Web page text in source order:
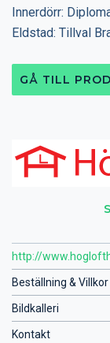
http://
Beställning & Villkor
Bildkalleri
Kontakt
Innerdörr:
Eldstad: Tillval
GÅ TILL